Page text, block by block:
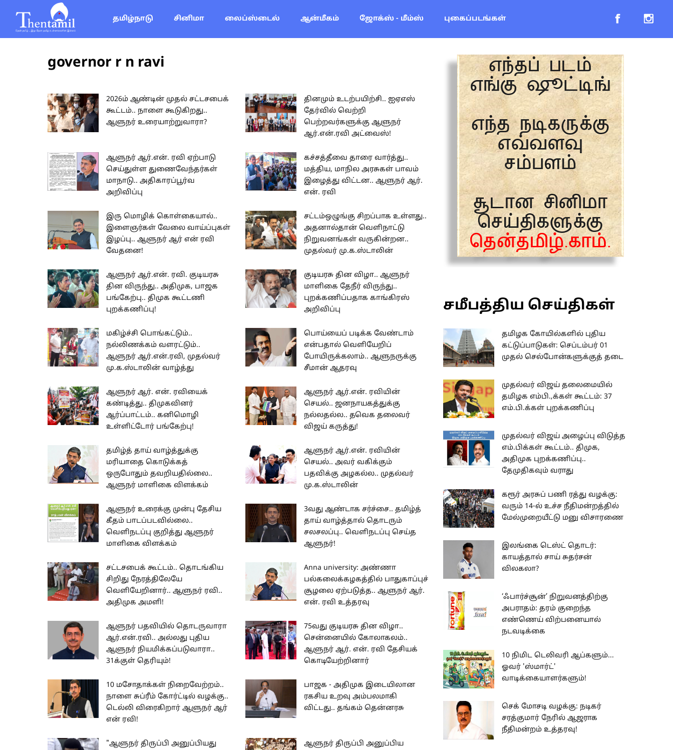
தமிழ்நாடு சினிமா லைப்ஸ்டைல் ஆன்மீகம் ஜோக்ஸ் - மீம்ஸ் புகைப்படங்கள்
governor r n ravi
2026ம் ஆண்டின் முதல் சட்டசபைக்
கூட்டம்.. நாளை கூடுகிறது..
ஆளுநர் உரையாற்றுவாரா?
தினமும் உடற்பயிற்சி.. ஐஏஎஸ்
தேர்வில் வெற்றி
பெற்றவர்களுக்கு ஆளுநர்
ஆர்.என்.ரவி அட்வைஸ்!
ஆளுநர் ஆர்.என். ரவி ஏற்பாடு
செய்துள்ள துணைவேந்தர்கள்
மாநாடு.. அதிகாரப்பூர்வ
அறிவிப்பு
கச்சத்தீவை தாரை வார்த்து..
மத்திய, மாநில அரசுகள் பாவம்
இழைத்து விட்டன.. ஆளுநர் ஆர்.
என். ரவி
இரு மொழிக் கொள்கையால்..
இளைஞர்கள் வேலை வாய்ப்புகள்
இழப்பு.. ஆளுநர் ஆர் என் ரவி
வேதனை!
சட்டம்ஒழுங்கு சிறப்பாக உள்ளது..
அதனால்தான் வெளிநாட்டு
நிறுவனங்கள் வருகின்றன..
முதல்வர் மு.க.ஸ்டாலின்
ஆளுநர் ஆர்.என். ரவி. குடியரசு
தின விருந்து.. அதிமுக, பாஜக
பங்கேற்பு.. திமுக கூட்டணி
புறக்கணிப்பு!
குடியரசு தின விழா.. ஆளுநர்
மாளிகை தேநீர் விருந்து..
புறக்கணிப்பதாக காங்கிரஸ்
அறிவிப்பு
மகிழ்ச்சி பொங்கட்டும்..
நல்லிணக்கம் வளரட்டும்..
ஆளுநர் ஆர்.என்.ரவி, முதல்வர்
மு.க.ஸ்டாலின் வாழ்த்து
பொய்யைப் படிக்க வேண்டாம்
என்பதால் வெளியேறிப்
போயிருக்கலாம்.. ஆளுநருக்கு
சீமான் ஆதரவு
ஆளுநர் ஆர். என். ரவியைக்
கண்டித்து.. திமுகவினர்
ஆர்ப்பாட்டம்.. கனிமொழி
உள்ளிட்டோர் பங்கேற்பு!
ஆளுநர் ஆர்.என். ரவியின்
செயல்.. ஜனநாயகத்துக்கு
நல்லதல்ல.. தவெக தலைவர்
விஜய் கருத்து!
தமிழ்த் தாய் வாழ்த்துக்கு
மரியாதை கொடுக்கத்
ஒருபோதும் தவறியதில்லை..
ஆளுநர் மாளிகை விளக்கம்
ஆளுநர் ஆர்.என். ரவியின்
செயல்.. அவர் வகிக்கும்
பதவிக்கு அழகல்ல.. முதல்வர்
மு.க.ஸ்டாலின்
ஆளுநர் உரைக்கு முன்பு தேசிய
கீதம் பாடப்படவில்லை..
வெளிநடப்பு குறித்து ஆளுநர்
மாளிகை விளக்கம்
3வது ஆண்டாக சர்ச்சை.. தமிழ்த்
தாய் வாழ்த்தால் தொடரும்
சலசலப்பு.. வெளிநடப்பு செய்த
ஆளுநர்!
சட்டசபைக் கூட்டம்.. தொடங்கிய
சிறிது நேரத்திலேயே
வெளியேறினார்.. ஆளுநர் ரவி..
அதிமுக அமளி!
Anna university: அண்ணா
பல்கலைக்கழகத்தில் பாதுகாப்புச்
சூழலை ஏற்படுத்த.. ஆளுநர் ஆர்.
என். ரவி உத்தரவு
ஆளுநர் பதவியில் தொடருவாரா
ஆர்.என்.ரவி.. அல்லது புதிய
ஆளுநர் நியமிக்கப்படுவாரா..
31க்குள் தெரியும்!
75வது குடியரசு தின விழா..
சென்னையில் கோலாகலம்..
ஆளுநர் ஆர். என். ரவி தேசியக்
கொடியேற்றினார்
10 மசோதாக்கள் நிறைவேற்றம்..
நாளை சுப்ரீம் கோர்ட்டில் வழக்கு..
டெல்லி விரைகிறார் ஆளுநர் ஆர்
என் ரவி!
பாஜக - அதிமுக இடையிலான
ரகசிய உறவு அம்பலமாகி
விட்டது.. தங்கம் தென்னரசு
"ஆளுநர் திருப்பி அனுப்பியது
ஆளுநர் திருப்பி அனுப்பிய
சமீபத்திய செய்திகள்
தமிழக கோயில்களில் புதிய
கட்டுப்பாடுகள்: செப்டம்பர் 01
முதல் செல்போன்களுக்குத் தடை
முதல்வர் விஜய் தலைமையில்
தமிழக எம்பி.,க்கள் கூட்டம்: 37
எம்.பி.க்கள் புறக்கணிப்பு
முதல்வர் விஜய் அழைப்பு விடுத்த
எம்.பிக்கள் கூட்டம்.. திமுக,
அதிமுக புறக்கணிப்பு..
தேமுதிகவும் வராது
கரூர் அரசுப் பணி ரத்து வழக்கு:
வரும் 14-ல் உச்ச நீதிமன்றத்தில்
மேல்முறையீட்டு மனு விசாரணை
இலங்கை டெஸ்ட் தொடர்:
காயத்தால் சாய் சுதர்சன்
விலகலா?
‘ஃபார்ச்சூன்’ நிறுவனத்திற்கு
அபராதம்: தரம் குறைந்த
எண்ணெய் விற்பனையால்
நடவடிக்கை
10 நிமிட டெலிவரி ஆப்களும்...
ஓவர் 'ஸ்மார்ட்'
வாடிக்கையாளர்களும்!
செக் மோசடி வழக்கு: நடிகர்
சரத்குமார் நேரில் ஆஜராக
நீதிமன்றம் உத்தரவு!